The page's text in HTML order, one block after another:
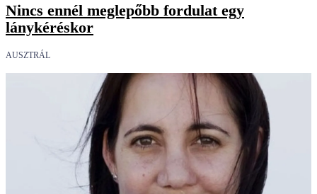
Nincs ennél meglepőbb fordulat egy
lánykéréskor
AUSZTRÁL